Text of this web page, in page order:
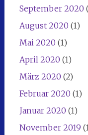
September 2020
August 2020 (1)
Mai 2020 (1)
April 2020 (1)
März 2020 (2)
Februar 2020 (1)
Januar 2020 (1)
November 2019